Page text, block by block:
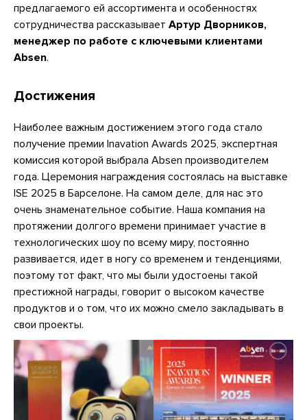
предлагаемого ей ассортимента и особенностях
сотрудничества рассказывает Артур Дворников,
менеджер по работе с ключевыми клиентами
Absen.
Достижения
Наиболее важным достижением этого года стало
получение премии Inavation Awards 2025, экспертная
комиссия которой выбрала Absen производителем
года. Церемония награждения состоялась на выставке
ISE 2025 в Барселоне. На самом деле, для нас это
очень знаменательное событие. Наша компания на
протяжении долгого времени принимает участие в
технологических шоу по всему миру, постоянно
развивается, идет в ногу со временем и тенденциями,
поэтому тот факт, что мы были удостоены такой
престижной награды, говорит о высоком качестве
продуктов и о том, что их можно смело закладывать в
свои проекты.